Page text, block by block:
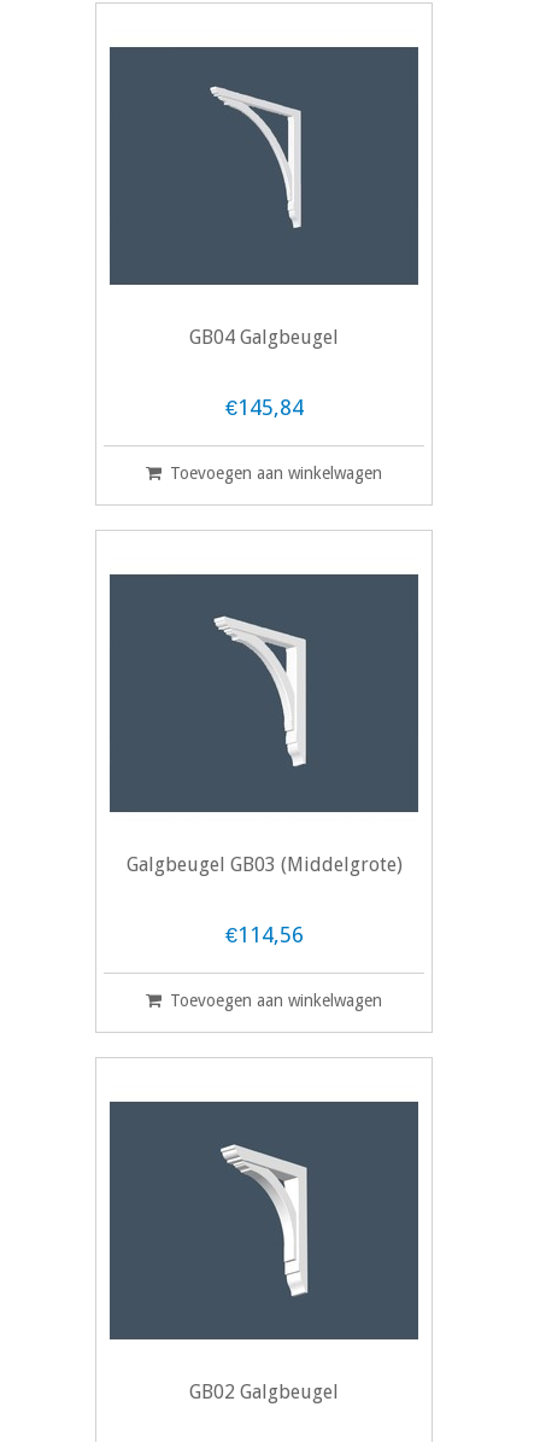
GB04 Galgbeugel
€145,84
Toevoegen aan winkelwagen
Galgbeugel GB03 (Middelgrote)
€114,56
Toevoegen aan winkelwagen
GB02 Galgbeugel